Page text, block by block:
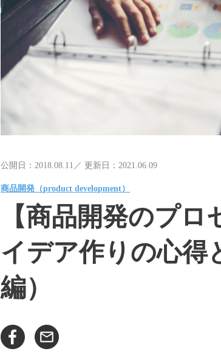
公開日：2018.08.11／ 更新日：2021.06.09
商品開発（product development）
【商品開発のプ
イデア作りの心得
編）